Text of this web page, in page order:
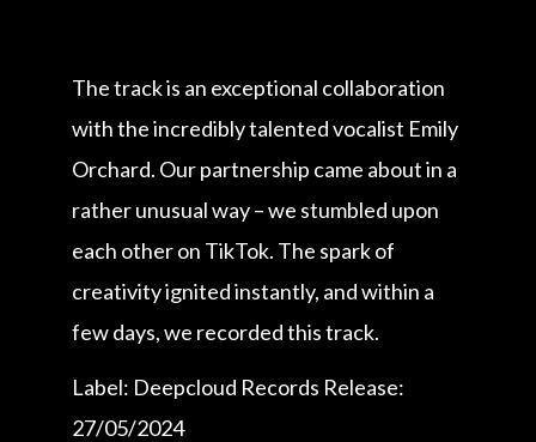
The track is an exceptional collaboration
with the incredibly talented vocalist Emily
Orchard. Our partnership came about in a
rather unusual way – we stumbled upon
each other on TikTok. The spark of
creativity ignited instantly, and within a
few days, we recorded this track.
Label: Deepcloud Records Release:
27/05/2024